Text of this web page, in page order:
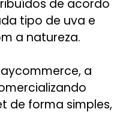
de acordo
tipo de uva e
a natureza.
a
de forma simples,